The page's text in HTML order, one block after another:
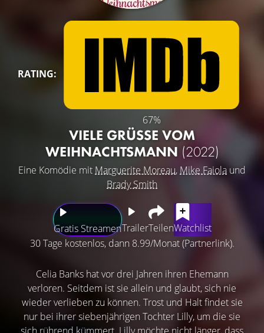
RATING:
67%
VIELE GRÜSSE VOM W
EIHNACHTSMANN (2022)
Eine Komödie mit Marguerite Moreau, Mike Faiola und
Brady Smith
Gratis StreamenTrailerTeilenWatchlist
30 Tage kostenlos, dann 8.99/Monat (Partnerlink).
Celia Banks hat vor drei Jahren ihren Ehemann
verloren. Seitdem ist sie allein und glaubt, sich nie
wieder verlieben zu können. Trost und Halt findet sie
nur bei ihrer siebenjährigen Tochter Lilly, um die sie